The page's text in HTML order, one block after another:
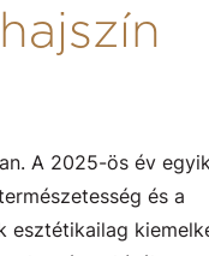
A 2025-ös év
és a
esztétikailag